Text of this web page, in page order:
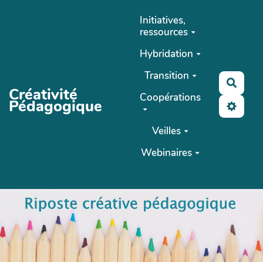
Créativité
Pédagogique
Initiatives,
ressources
Hybridation
Transition
Coopérations
Veilles
Webinaires